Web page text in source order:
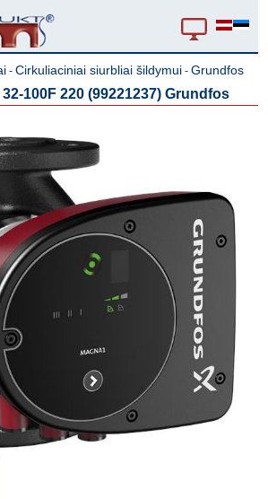
-Cirkuliaciniai siurbliai šildymui -Grundfos
100F 220 (99221237) Grundfos